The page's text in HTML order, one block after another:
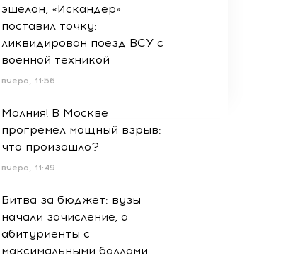
эшелон, «Искандер»
поставил точку:
ликвидирован поезд ВСУ с
военной техникой
вчера, 11:56
Молния! В Москве
прогремел мощный взрыв:
что произошло?
вчера, 11:49
Битва за бюджет: вузы
начали зачисление, а
абитуриенты с
максимальными баллами